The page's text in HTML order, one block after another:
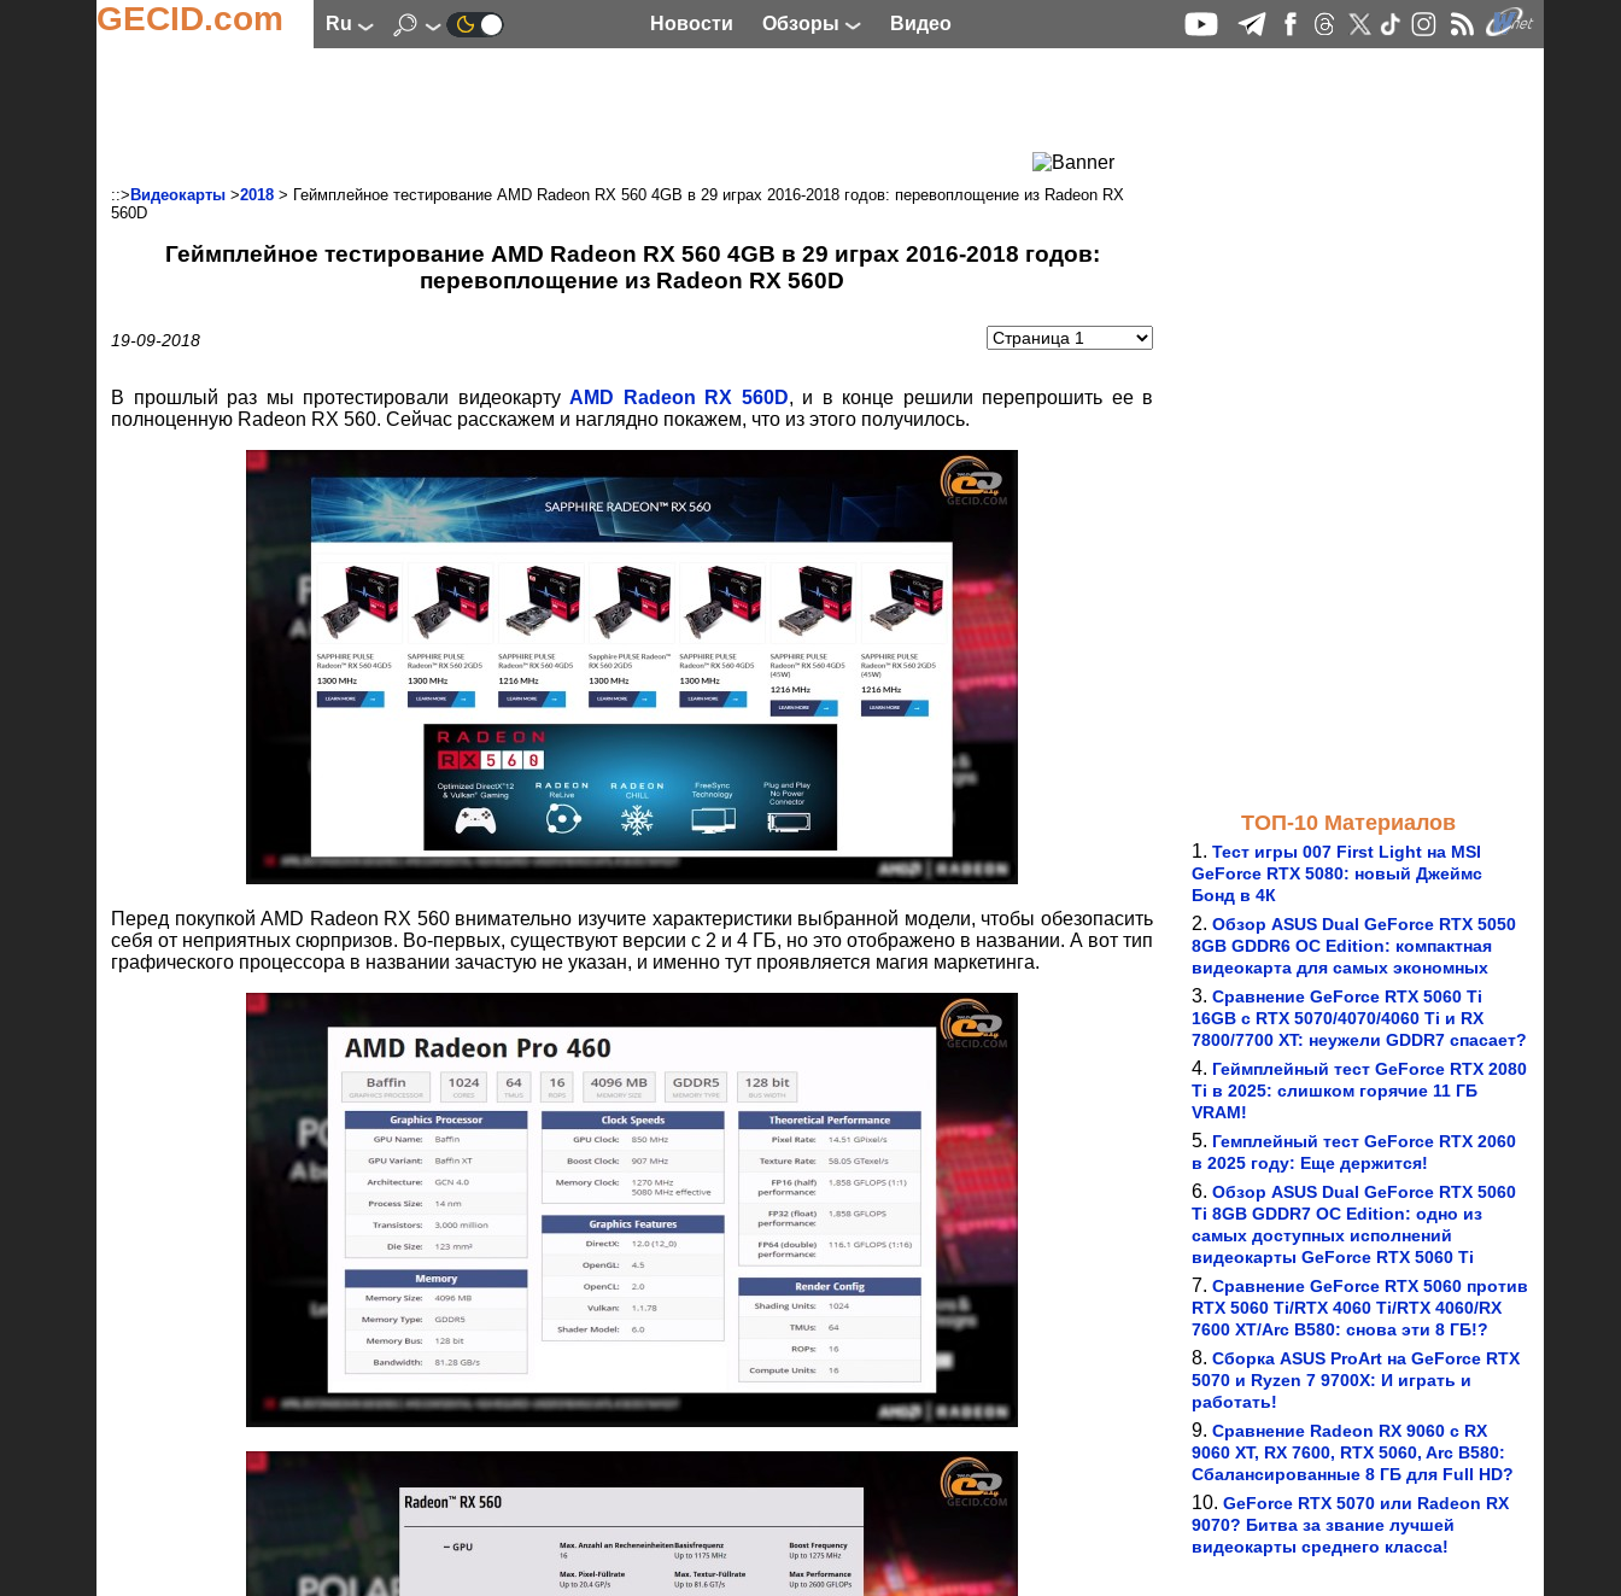
GECID.com ru Новости Обзоры Видео
::> Видеокарты >2018 > Геймплейное тестирование AMD Radeon RX 560 4GB в 29 играх 2016-2018 годов: перевоплощение из Radeon RX
560D
Геймплейное тестирование AMD Radeon RX 560 4GB в 29 играх 2016-2018 годов:
перевоплощение из Radeon RX 560D
19-09-2018
В прошлый раз мы протестировали видеокарту AMD Radeon RX 560D, и в конце решили перепрошить ее в
полноценную Radeon RX 560. Сейчас расскажем и наглядно покажем, что из этого получилось.
Перед покупкой AMD Radeon RX 560 внимательно изучите характеристики выбранной модели, чтобы обезопасить
себя от неприятных сюрпризов. Во-первых, существуют версии с 2 и 4 ГБ, но это отображено в названии. А вот тип
графического процессора в названии зачастую не указан, и именно тут проявляется магия маркетинга.
ТОП-10 Материалов
Тест игры 007 First Light на MSI
GeForce RTX 5080: новый Джеймс
Бонд в 4К
Обзор ASUS Dual GeForce RTX 5050
8GB GDDR6 OC Edition: компактная
видеокарта для самых экономных
Сравнение GeForce RTX 5060 Ti
16GB с RTX 5070/4070/4060 Ti и RX
7800/7700 XT: неужели GDDR7 спасает?
Геймплейный тест GeForce RTX 2080
Ti в 2025: слишком горячие 11 ГБ
VRAM!
Гемплейный тест GeForce RTX 2060
в 2025 году: Еще держится!
Обзор ASUS Dual GeForce RTX 5060
Ti 8GB GDDR7 OC Edition: одно из
самых доступных исполнений
видеокарты GeForce RTX 5060 Ti
Сравнение GeForce RTX 5060 против
RTX 5060 Ti/RTX 4060 Ti/RTX 4060/RX
7600 XT/Arc B580: снова эти 8 ГБ!?
Сборка ASUS ProArt на GeForce RTX
5070 и Ryzen 7 9700X: И играть и
работать!
Сравнение Radeon RX 9060 с RX
9060 XT, RX 7600, RTX 5060, Arc B580:
Сбалансированные 8 ГБ для Full HD?
GeForce RTX 5070 или Radeon RX
9070? Битва за звание лучшей
видеокарты среднего класса!